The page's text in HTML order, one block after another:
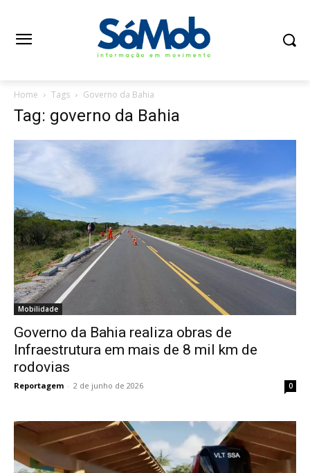
Home Tags Governo da Bahia
Tag: governo da Bahia
Mobilidade
Governo da Bahia realiza obras de
Infraestrutura em mais de 8 mil km de
rodovias
Reportagem - 2 de junho de 2026 0